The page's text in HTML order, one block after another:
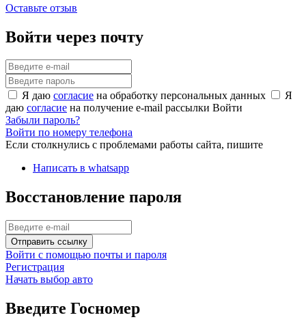
Оставьте отзыв
Войти через почту
Я даю согласие на обработку персональных данных
Я
даю согласие на получение e-mail рассылки Войти
Забыли пароль?
Войти по номеру телефона
Если столкнулись с проблемами работы сайта, пишите
Написать в whatsapp
Восстановление пароля
Отправить ссылку
Войти с помощью почты и пароля
Регистрация
Начать выбор авто
Введите Госномер